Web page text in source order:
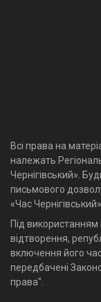
Всі права на
належать
Чернігівський».
письмового
«Час
Під використанням
відтворення,
включення його
передбачені
права".